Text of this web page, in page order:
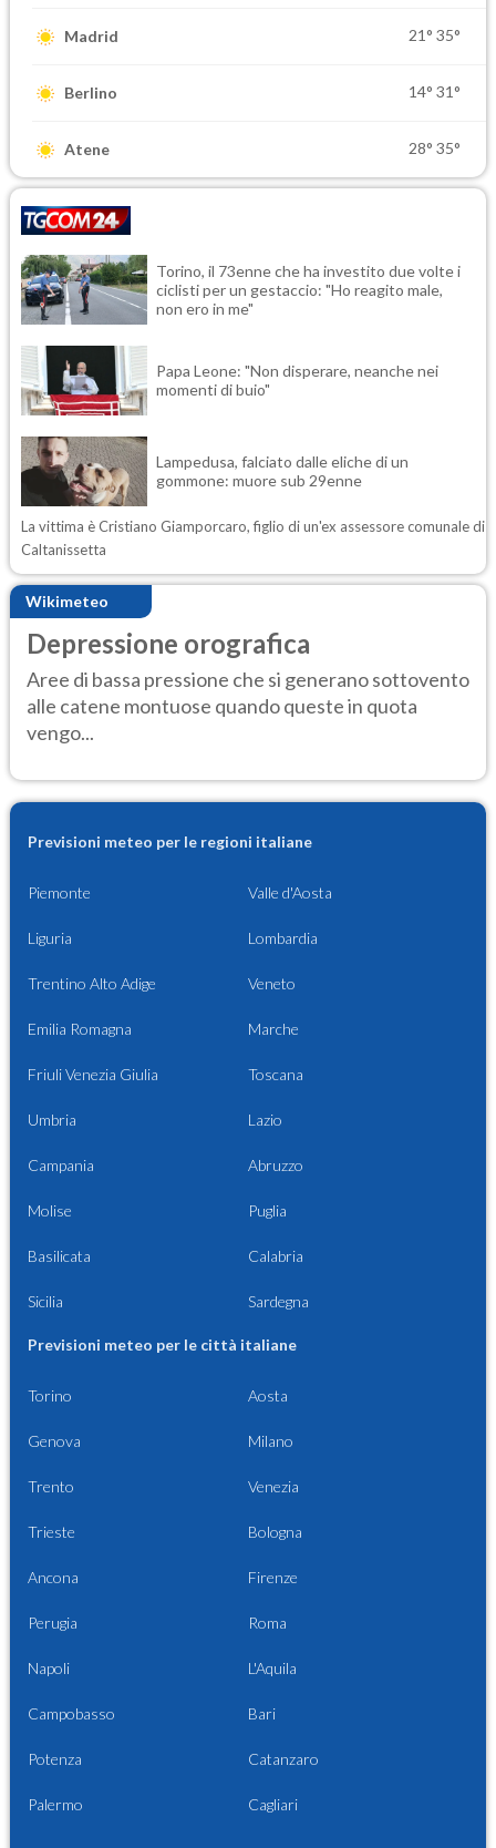
Madrid 21° 35°
Berlino 14° 31°
Atene 28° 35°
Torino, il 73enne che ha investito due volte i
ciclisti per un gestaccio: "Ho reagito male,
non ero in me"
Papa Leone: "Non disperare, neanche nei
momenti di buio"
Lampedusa, falciato dalle eliche di un
gommone: muore sub 29enne
La vittima è Cristiano Giamporcaro, figlio di un'ex assessore comunale di
Caltanissetta
Wikimeteo
Depressione orografica
Aree di bassa pressione che si generano sottovento
alle catene montuose quando queste in quota
vengo...
Previsioni meteo per le regioni italiane
Piemonte Valle d'Aosta
Liguria Lombardia
Trentino Alto Adige Veneto
Emilia Romagna Marche
Friuli Venezia Giulia Toscana
Umbria Lazio
Campania Abruzzo
Molise Puglia
Basilicata Calabria
Sicilia Sardegna
Previsioni meteo per le città italiane
Torino Aosta
Genova Milano
Trento Venezia
Trieste Bologna
Ancona Firenze
Perugia Roma
Napoli L'Aquila
Campobasso Bari
Potenza Catanzaro
Palermo Cagliari